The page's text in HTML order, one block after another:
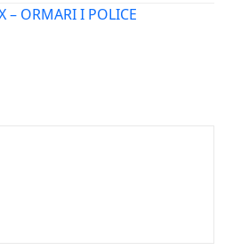
– ORMARI I POLICE